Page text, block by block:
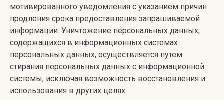
мотивированного уведомления с указанием причин
продления срока предоставления запрашиваемой
информации. Уничтожение персональных данных,
содержащихся в информационных системах
персональных данных, осуществляется путем
стирания персональных данных с информационной
системы, исключая возможность восстановления и
использования в других целях.